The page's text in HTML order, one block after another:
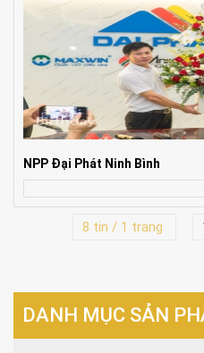
NPP Đại Phát Ninh Bình
8 tin / 1 trang
DANH MỤC SẢN